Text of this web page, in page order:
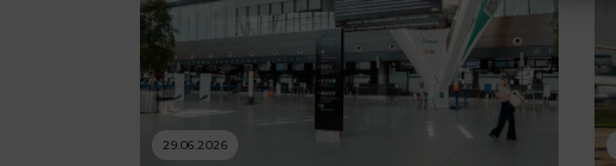
29.06.2026